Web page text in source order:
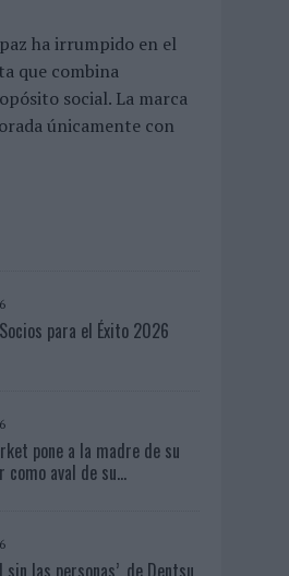
ha irrumpido en el
que combina
social. La marca
únicamente con
Socios para el Éxito 2026
pone a la madre de su
como aval de su...
sin las personas’, de Dentsu